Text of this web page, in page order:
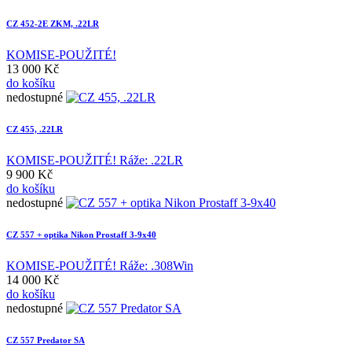
CZ 452-2E ZKM, .22LR
KOMISE-POUŽITÉ!
13 000 Kč
do košíku
nedostupné
CZ 455, .22LR
KOMISE-POUŽITÉ! Ráže: .22LR
9 900 Kč
do košíku
nedostupné
CZ 557 + optika Nikon Prostaff 3-9x40
KOMISE-POUŽITÉ! Ráže: .308Win
14 000 Kč
do košíku
nedostupné
CZ 557 Predator SA